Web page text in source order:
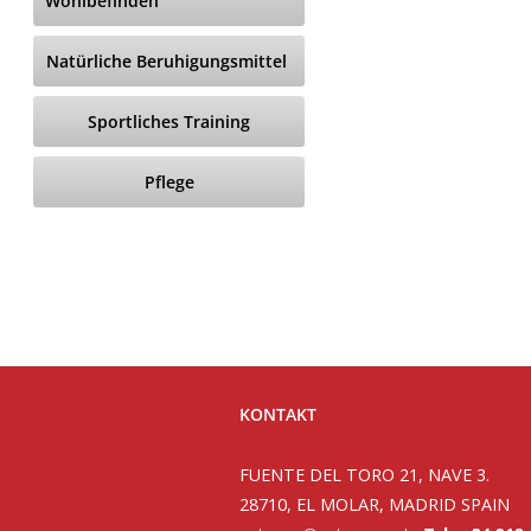
Natürliche Beruhigungsmittel
Sportliches Training
Pflege
KONTAKT
FUENTE DEL TORO 21, NAVE 3.
28710, EL MOLAR, MADRID SPAIN